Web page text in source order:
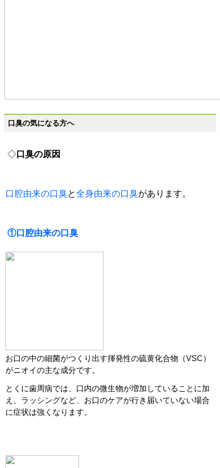
口臭の気になる方へ
◇ 口臭の原因
口腔由来の口臭と 全身由来の口臭があります。
①口腔由来の口臭
お口の中の細菌がつくり出す揮発性の硫黄化合物（VSC）
がニオイの主な成分です。
とくに歯周病では、口内の微生物が増加していることに加
え、ラッシングなど、お口のケアが行き届いていない場合
に症状は強くなります。